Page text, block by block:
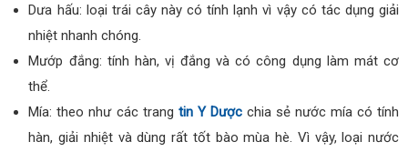
Dưa hấu: loại trái cây này có tính lạnh vì vậy có tác dụng giải
nhiệt nhanh chóng.
Mướp đắng: tính hàn, vị đắng và có công dụng làm mát cơ
thể.
Mía: theo như các trang tin Y Dượcchia sẻ nước mía có tính
hàn, giải nhiệt và dùng rất tốt bào mùa hè. Vì vậy, loại nước